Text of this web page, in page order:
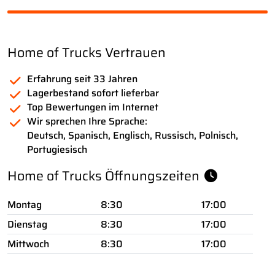
Home of Trucks Vertrauen
Erfahrung seit 33 Jahren
Lagerbestand sofort lieferbar
Top Bewertungen im Internet
Wir sprechen Ihre Sprache:
Deutsch, Spanisch, Englisch, Russisch, Polnisch,
Portugiesisch
Home of Trucks Öffnungszeiten
Montag 8:30
17:00
Dienstag
8:30
17:00
Mittwoch
8:30
17:00